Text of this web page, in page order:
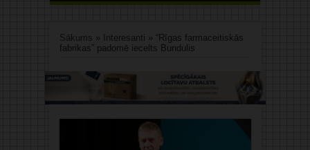
Sākums » Interesanti » “Rīgas farmaceitiskās
fabrikas” padomē iecelts Bundulis